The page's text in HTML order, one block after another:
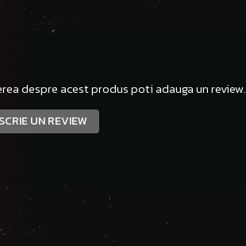
despre acest produs poti adauga un review.
SCRIE UN REVIEW